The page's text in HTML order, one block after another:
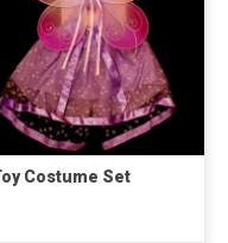
Costume Set